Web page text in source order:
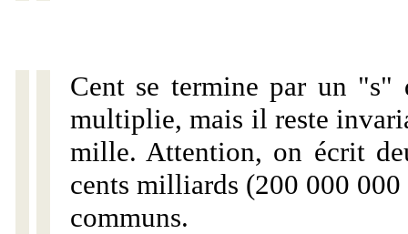
Cent se termine par un "s"
multiplie, mais il reste
mille. Attention, on écrit
cents milliards (200 000
communs.